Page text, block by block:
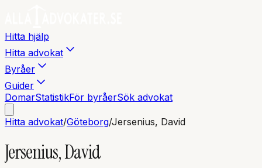
Hitta hjälp
Hitta advokat
Byråer
Guider
DomarStatistikFör byråerSök advokat
Hitta advokat/Göteborg/Jersenius, David
Jersenius, David